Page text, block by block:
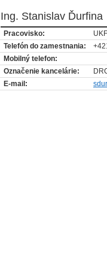
Ing. Stanislav Ďurfina
Pracovisko:
Telefón do zamestnania:
Mobilný telefon:
Označenie kancelárie:
E-mail: